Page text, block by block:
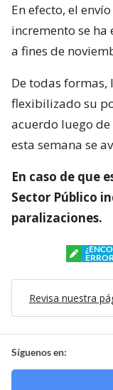
En efecto, el
incremento se
a fines de
De todas
flexibilizado su
acuerdo luego de
esta semana se
En caso de que
Sector Público
paralizaciones.
Revisa nuestra
Síguenos en: